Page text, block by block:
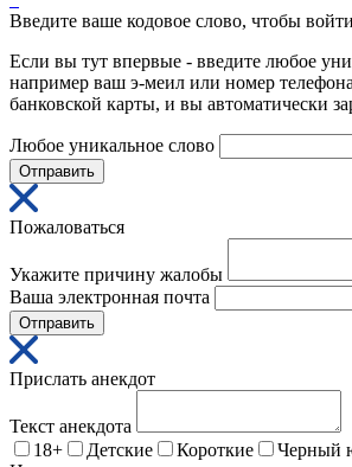
Введите ваше кодовое слово, чтобы
Если вы тут впервые - введите любое
например ваш э-меил или номер
банковской карты, и вы автоматически
Любое уникальное слово
Отправить
Пожаловаться
Укажите причину жалобы
Ваша электронная почта
Отправить
Прислать анекдот
Текст анекдота
18+
Детские Короткие Черный